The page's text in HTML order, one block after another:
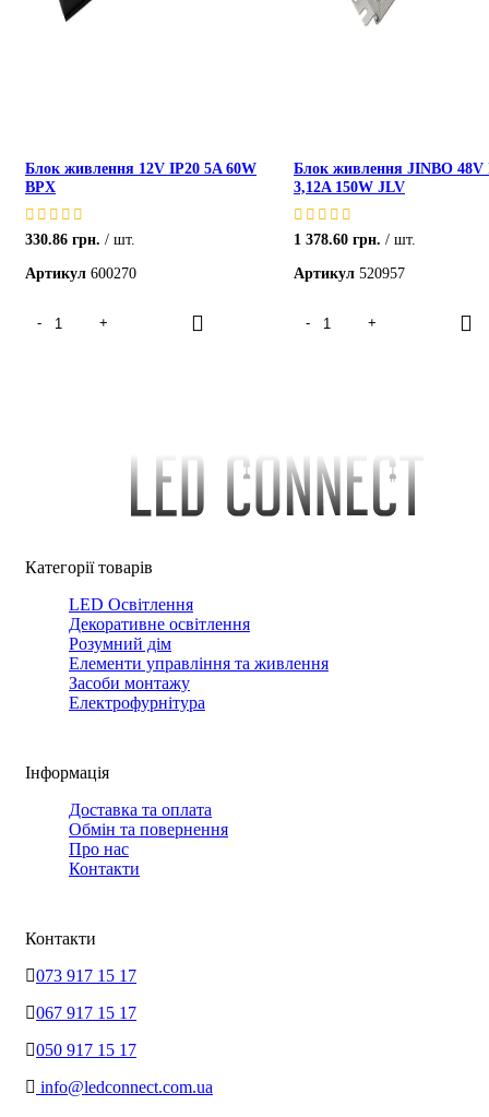
Блок живлення 12V IP20 5A 60W
BPX
330.86 грн.
шт.
Артикул 600270
Блок живлення JINBO 48V
3,12A 150W JLV
1 378.60 грн.
шт.
Артикул 520957
Категорії товарів
LED Освітлення
Декоративне освітлення
Розумний дім
Елементи управління та живлення
Засоби монтажу
Електрофурнітура
Інформація
Доставка та оплата
Обмін та повернення
Про нас
Контакти
Контакти
073 917 15 17
067 917 15 17
050 917 15 17
info@ledconnect.com.ua